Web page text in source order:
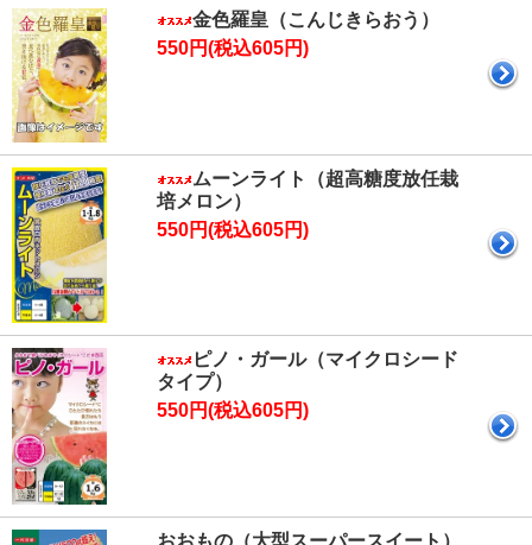
金色羅皇（こんじきらおう）
550円(税込605円)
ムーンライト（超高糖度放任栽
培メロン）
550円(税込605円)
ピノ・ガール（マイクロシード
タイプ）
550円(税込605円)
おおもの（大型スーパースイート）